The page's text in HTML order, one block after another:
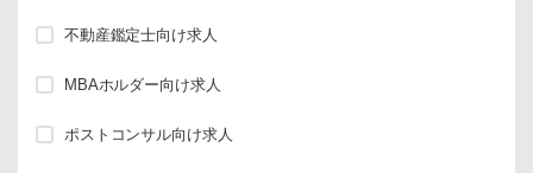
不動産鑑定士向け求人
MBAホルダー向け求人
ポストコンサル向け求人